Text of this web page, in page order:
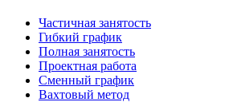
Частичная занятость
Гибкий график
Полная занятость
Проектная работа
Сменный график
Вахтовый метод